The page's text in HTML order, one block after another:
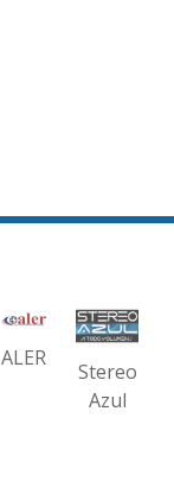
ALER
Stereo
Azul